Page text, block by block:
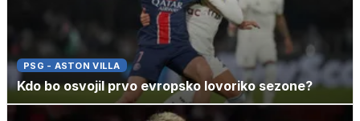
PSG - ASTON VILLA
Kdo bo osvojil prvo evropsko lovoriko sezone?